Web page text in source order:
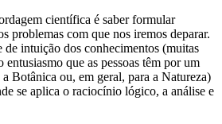
científica é saber formular
problemas com que nos iremos deparar.
de intuição dos conhecimentos (muitas
entusiasmo que as pessoas têm por um
Botânica ou, em geral, para a Natureza)
se aplica o raciocínio lógico, a análise e